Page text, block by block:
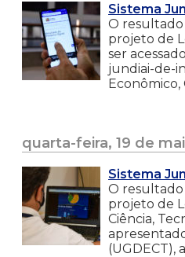
Sistema
O
projeto de
ser
jundiai-de-
Econômico,
quarta-feira, 19 de
Sistema
O
projeto de
Ciência,
(UGDECT),